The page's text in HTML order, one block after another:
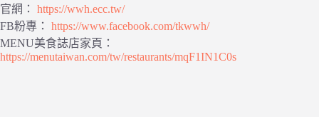
官網： https://wwh.ecc.tw/
FB粉專： https://www.facebook.com/tkwwh/
MENU美食誌店家頁：
https://menutaiwan.com/tw/restaurants/mqF1IN1C0s